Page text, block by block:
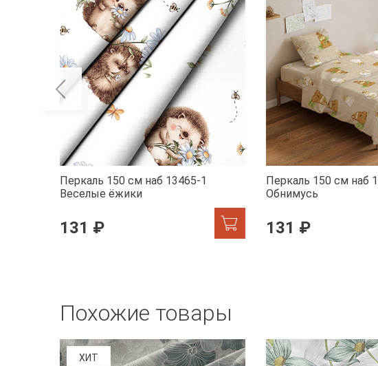
Перкаль 150 см наб 13465-1
Веселые ёжики
131 ₽
Перкаль 150 см наб
Обнимусь
131 ₽
Похожие товары
ХИТ